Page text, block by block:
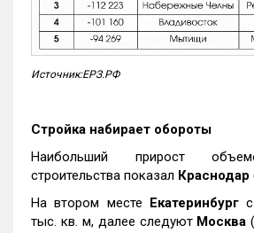
Источник:ЕРЗ.РФ
Стройка набирает обороты
Наибольший прирост
строительства показал Краснодар
На втором месте Екатеринбург
тыс. кв. м, далее следуют Москва